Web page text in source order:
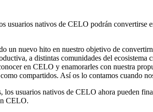
nativos de CELO podrán convertirse
un nuevo hito en nuestro objetivo de
a distintas comunidades del
en CELO y enamorarles con nuestra
compartidos. Así os lo contamos cuando
los usuarios nativos de CELO ahora
CELO.